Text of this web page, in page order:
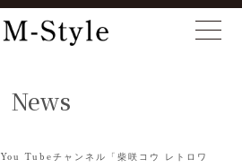
News
You Tubeチャンネル「柴咲コウ レトロワ